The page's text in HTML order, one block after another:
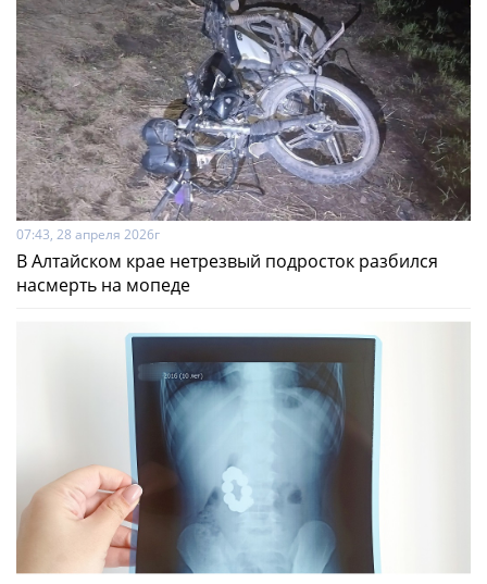
07:43, 28 апреля 2026г
В Алтайском крае нетрезвый подросток разбился
насмерть на мопеде